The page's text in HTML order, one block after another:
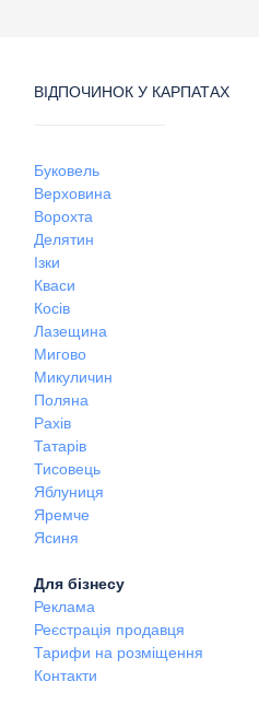
ВІДПОЧИНОК У КАРПАТАХ
Буковель
Верховина
Ворохта
Делятин
Ізки
Кваси
Косів
Лазещина
Мигово
Микуличин
Поляна
Рахів
Татарів
Тисовець
Яблуниця
Яремче
Ясиня
Для бізнесу
Реклама
Реєстрація продавця
Тарифи на розміщення
Контакти